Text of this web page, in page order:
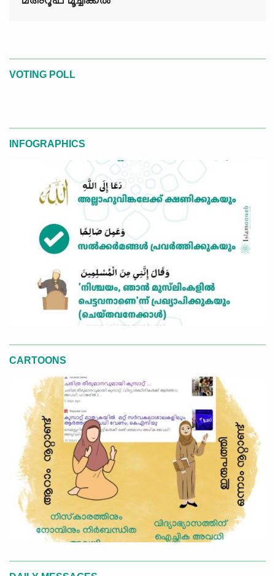
VOTING POLL
INFOGRAPHICS
CARTOONS